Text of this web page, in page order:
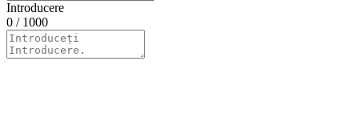
Introducere
0 / 1000